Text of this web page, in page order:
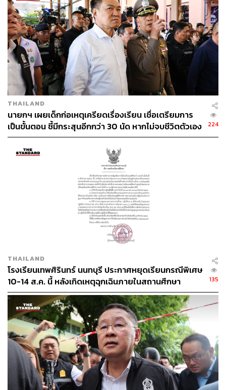
THAILAND
นายกฯ เผยเด็กก่อเหตุเครียดเรื่องเรียน เชื่อเตรียมการ
เป็นขั้นตอน ชี้มีกระสุนอีกกว่า 30 นัด หากไม่จบชีวิตตัวเอง
อาจสูญเสียเพิ่ม
224
THAILAND
โรงเรียนเทพศิรินทร์ นนทบุรี ประกาศหยุดเรียนกรณีพิเศษ
10-14 ส.ค. นี้ หลังเกิดเหตุฉุกเฉินภายในสถานศึกษา
135